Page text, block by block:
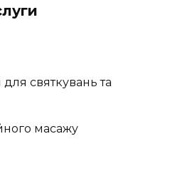
святкувань та
масажу